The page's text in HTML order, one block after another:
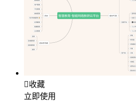
收藏
立即使用